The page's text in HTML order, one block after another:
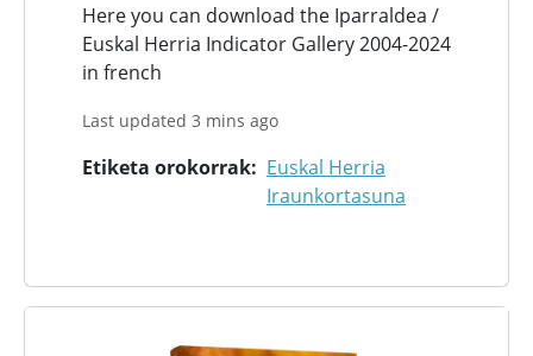
Here you can download the Iparraldea /
Euskal Herria Indicator Gallery 2004-2024
in french
Last updated 3 mins ago
Etiketa orokorrak
Euskal Herria
Iraunkortasuna